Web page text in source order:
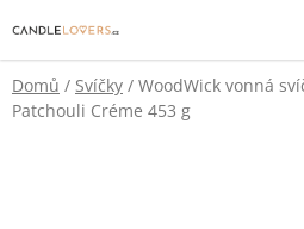
na
obsah
Domů / Svíčky / WoodWick vonná
Patchouli Créme 453 g